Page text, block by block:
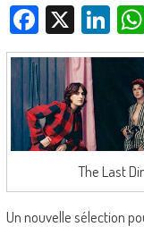
Facebook
X
The Last
Un nouvelle sélection